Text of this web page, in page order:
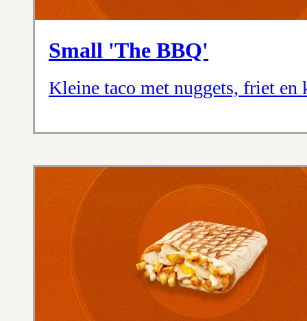
Small 'The BBQ'
Kleine taco met nuggets, friet en